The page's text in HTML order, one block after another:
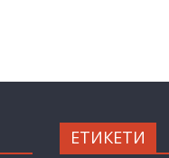
ЕТИКЕТИ